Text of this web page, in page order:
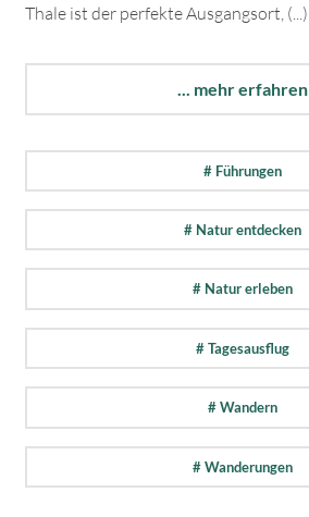
Thale ist der perfekte Ausgangsort, (...)
... mehr erfahren
# Führungen
# Natur entdecken
# Natur erleben
# Tagesausflug
# Wandern
# Wanderungen